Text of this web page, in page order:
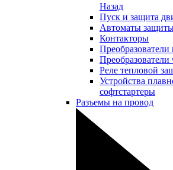
Назад
Пуск и защита
Автоматы
Контакторы
Преобразователи
Преобразователи
Реле тепловой
Устройства
софтстартеры
Разъемы на провод